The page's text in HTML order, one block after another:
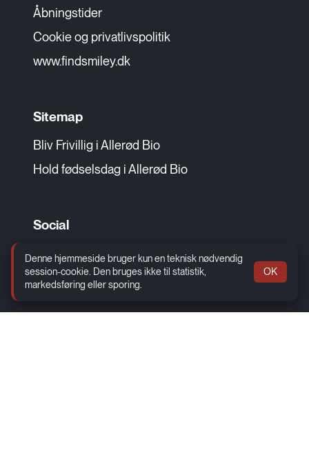
Åbningstider
Cookie og privatlivspolitik
www.findsmiley.dk
Sitemap
Bliv Frivillig i Allerød Bio
Hold fødselsdag i Allerød Bio
Social
Facebook
Instagram
Denne hjemmeside bruger kun en teknisk nødvendig
session-cookie. Den bruges ikke til statistik,
markedsføring eller sporing.
OK